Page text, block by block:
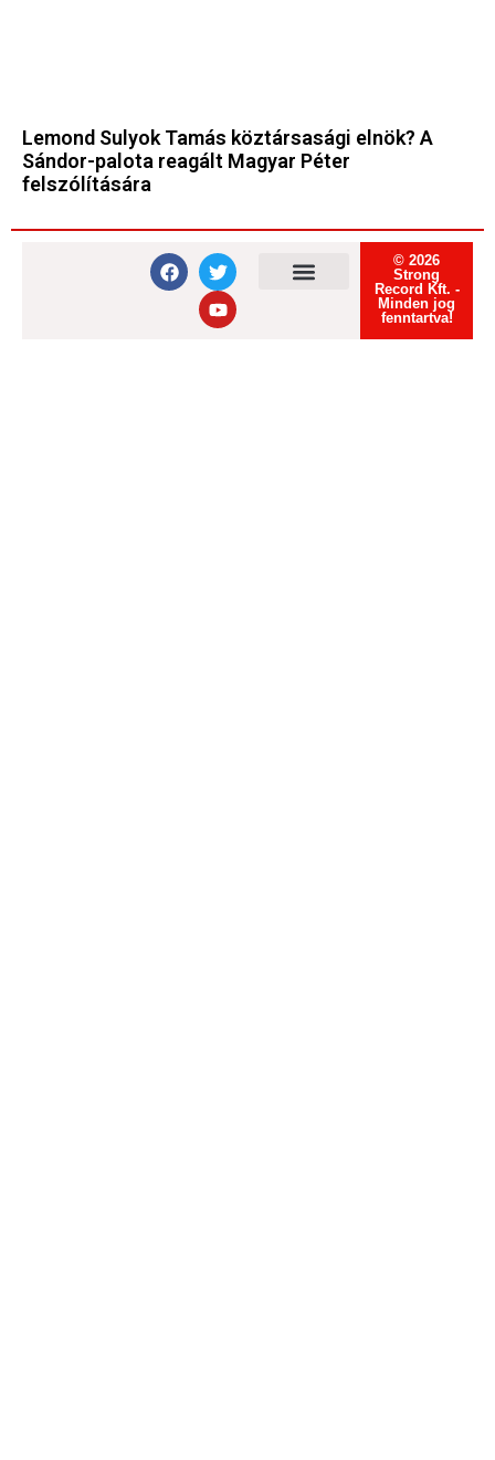
Lemond Sulyok Tamás köztársasági elnök? A
Sándor-palota reagált Magyar Péter
felszólítására
© 2026
Strong
Record Kft. -
Minden jog
fenntartva!